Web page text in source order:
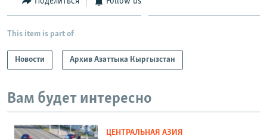
This item is part of
Новости Архив Азаттыка Кыргызстан
Вам будет интересно
ЦЕНТРАЛЬНАЯ АЗИЯ